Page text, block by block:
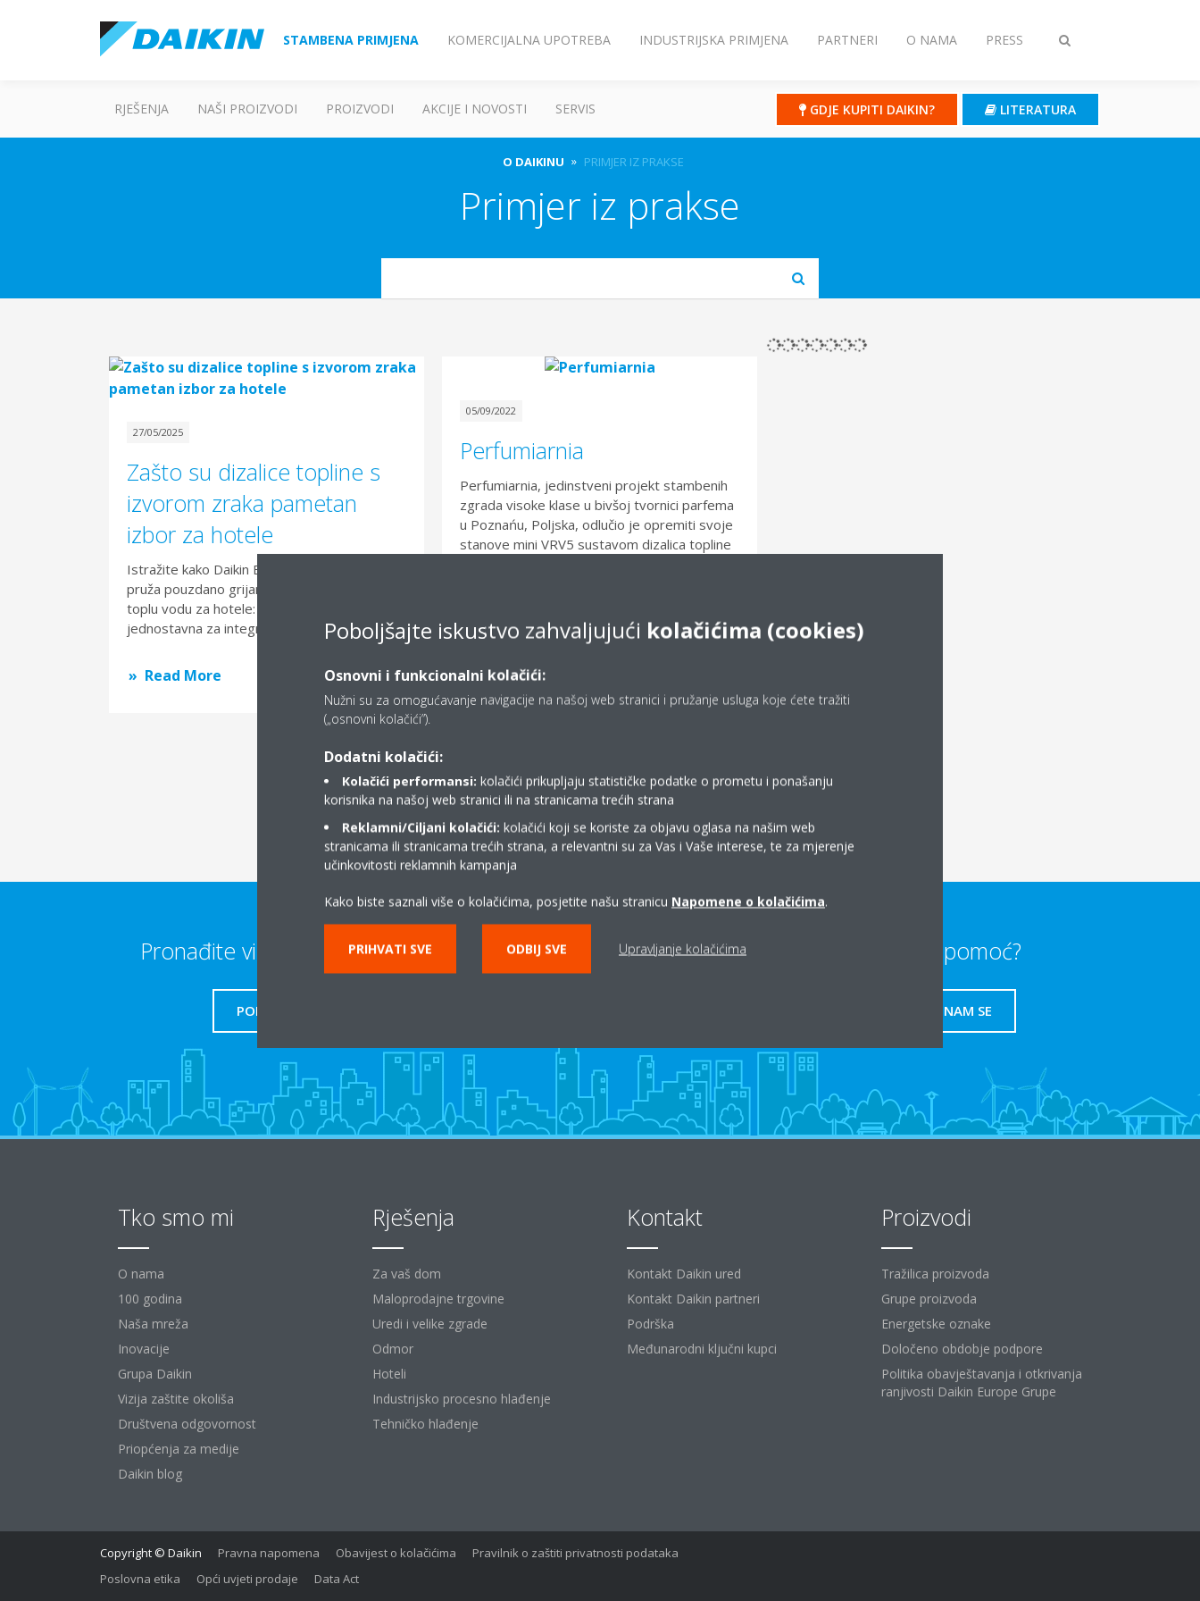
Toggle
STAMBENA PRIMJENA KOMERCIJALNA UPOTREBA INDUSTRIJSKA PRIMJENA PARTNERI O NAMA PRESS
RJEŠENJA NAŠI PROIZVODI PROIZVODI AKCIJE I NOVOSTI SERVIS GDJE KUPITI DAIKIN? LITERATURA
O DAIKINU PRIMJER IZ PRAKSE
Primjer iz prakse
Submit
27/05/2025
Zašto su dizalice topline s
izvorom zraka pametan
izbor za hotele
Istražite kako Daikin EWYE-CZ dizalica topline
pruža pouzdano grijanje, hlađenje i potrošnu
toplu vodu za hotele: učinkovita, kompaktna i
jednostavna za integraciju.
Read More
05/09/2022
Perfumiarnia
Perfumiarnia, jedinstveni projekt stambenih
zgrada visoke klase u bivšoj tvornici parfema
u Poznańu, Poljska, odlučio je opremiti svoje
stanove mini VRV5 sustavom dizalica topline
MORE ARTICLES
Pronađite više informacija
PODRŠKA
Gdje kupiti Daikin? Trebate li pomoć?
OBRATITE NAM SE
Tko smo mi
O nama
100 godina
Naša mreža
Inovacije
Grupa Daikin
Vizija zaštite okoliša
Društvena odgovornost
Priopćenja za medije
Daikin blog
Rješenja
Za vaš dom
Maloprodajne trgovine
Uredi i velike zgrade
Odmor
Hoteli
Industrijsko procesno hlađenje
Tehničko hlađenje
Kontakt
Kontakt Daikin ured
Kontakt Daikin partneri
Podrška
Međunarodni ključni kupci
Proizvodi
Tražilica proizvoda
Grupe proizvoda
Energetske oznake
Določeno obdobje podpore
Politika obavještavanja i otkrivanja
ranjivosti Daikin Europe Grupe
Copyright © Daikin Pravna napomena Obavijest o kolačićima
Pravilnik o zaštiti privatnosti podataka
Poslovna etika
Opći uvjeti prodaje Data Act
Poboljšajte iskustvo zahvaljujući kolačićima (cookies)
Osnovni i funkcionalni kolačići:
Nužni su za omogućavanje navigacije na našoj web stranici i pružanje usluga koje ćete tražiti
(„osnovni kolačići”).
Dodatni kolačići:
Kolačići performansi: kolačići prikupljaju statističke podatke o prometu i ponašanju
korisnika na našoj web stranici ili na stranicama trećih strana
Reklamni/Ciljani kolačići: kolačići koji se koriste za objavu oglasa na našim web
stranicama ili stranicama trećih strana, a relevantni su za Vas i Vaše interese, te za mjerenje
učinkovitosti reklamnih kampanja
Kako biste saznali više o kolačićima, posjetite našu stranicu Napomene o kolačićima.
PRIHVATI SVE ODBIJ SVE Upravljanje kolačićima